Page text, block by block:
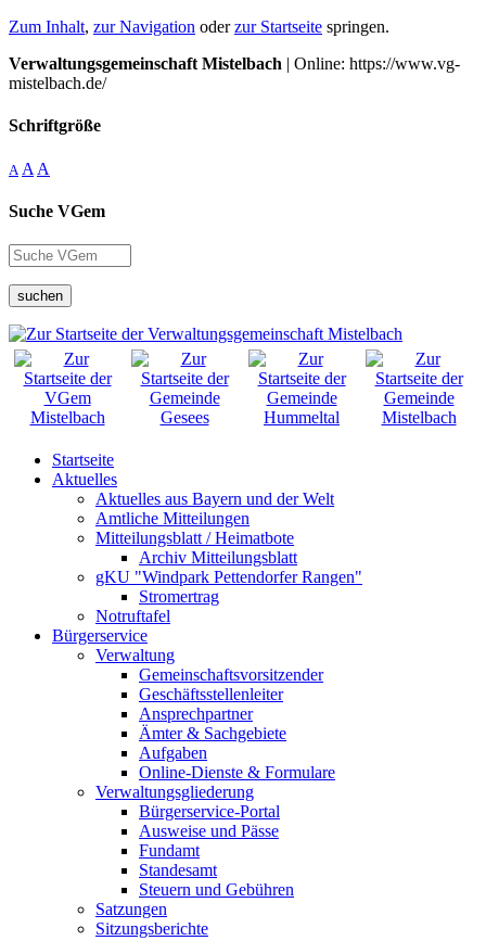
Zum Inhalt, zur Navigation oderzur Startseite springen.
Verwaltungsgemeinschaft Mistelbach | Online: https://www.vg-
mistelbach.de/
Schriftgröße
A A A
Suche VGem
suchen
Startseite
Aktuelles
Aktuelles aus Bayern und der Welt
Amtliche Mitteilungen
Mitteilungsblatt / Heimatbote
Archiv Mitteilungsblatt
gKU "Windpark Pettendorfer Rangen"
Stromertrag
Notruftafel
Bürgerservice
Verwaltung
Gemeinschaftsvorsitzender
Geschäftsstellenleiter
Ansprechpartner
Ämter & Sachgebiete
Aufgaben
Online-Dienste & Formulare
Verwaltungsgliederung
Bürgerservice-Portal
Ausweise und Pässe
Fundamt
Standesamt
Steuern und Gebühren
Satzungen
Sitzungsberichte